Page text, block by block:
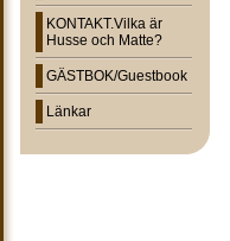
KONTAKT.Vilka är
Husse och Matte?
GÄSTBOK/Guestbook
Länkar